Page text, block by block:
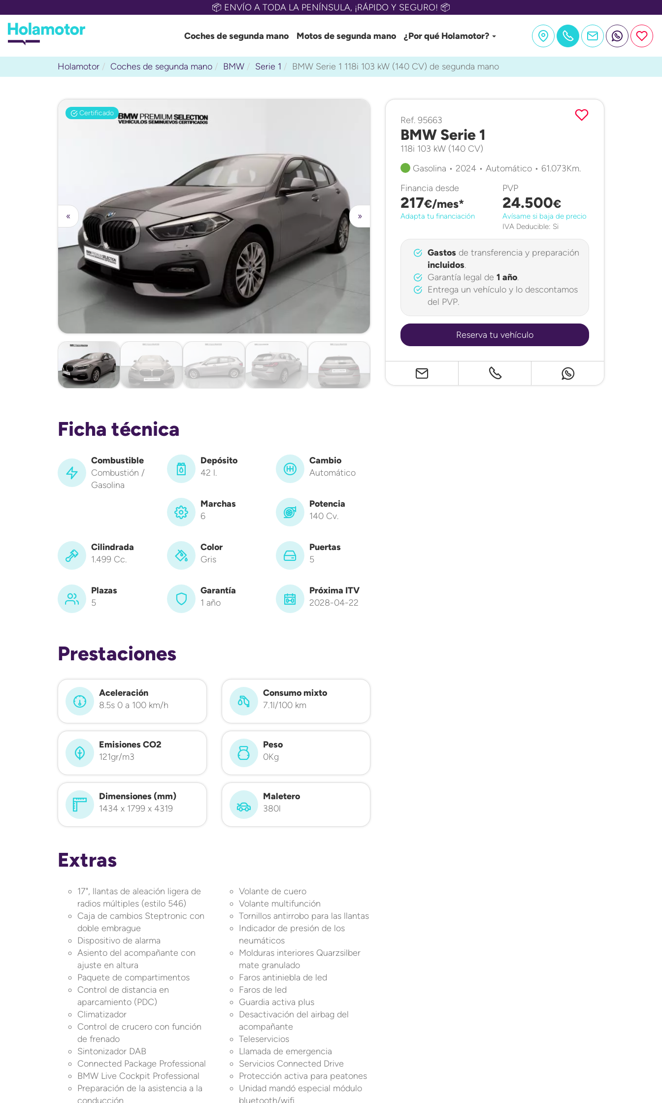
📦 ENVÍO A TODA LA PENÍNSULA, ¡RÁPIDO Y SEGURO! 📦
Coches de segunda mano Motos de segunda mano ¿Por qué Holamotor?
Holamotor Coches de segunda mano BMW Serie 1 BMW Serie 1 118i 103 kW (140 CV) de segunda mano
Certificado
»
«
Ref. 95663
BMW Serie 1
118i 103 kW (140 CV)
Gasolina • 2024 • Automático • 61.073Km.
Financia desde
217€/mes*
Adapta tu financiación
PVP
24.500€
Avísame si baja de precio
IVA Deducible: Si
Gastosde transferencia y preparación
incluidos.
Garantía legal de 1 año.
Entrega un vehículo y lo descontamos
del PVP.
Reserva tu vehículo
Ficha técnica
Combustible
Combustión /
Gasolina
Depósito
42 l.
Cambio
Automático
Marchas
6
Potencia
140 Cv.
Cilindrada
1.499 Cc.
Color
Gris
Puertas
5
Plazas
5
Garantía
1 año
Próxima ITV
2028-04-22
Prestaciones
Aceleración
8.5s 0 a 100 km/h
Consumo mixto
7.1l/100 km
Emisiones CO2
121gr/m3
Peso
0Kg
Dimensiones (mm)
1434 x 1799 x 4319
Maletero
380l
Extras
17", llantas de aleación ligera de
radios múltiples (estilo 546)
Caja de cambios Steptronic con
doble embrague
Dispositivo de alarma
Asiento del acompañante con
ajuste en altura
Paquete de compartimentos
Control de distancia en
aparcamiento (PDC)
Climatizador
Control de crucero con función
de frenado
Sintonizador DAB
Connected Package Professional
BMW Live Cockpit Professional
Preparación de la asistencia a la
conducción
Volante de cuero
Volante multifunción
Tornillos antirrobo para las llantas
Indicador de presión de los
neumáticos
Molduras interiores Quarzsilber
mate granulado
Faros antiniebla de led
Faros de led
Guardia activa plus
Desactivación del airbag del
acompañante
Teleservicios
Llamada de emergencia
Servicios Connected Drive
Protección activa para peatones
Unidad mandó especial módulo
bluetooth/wifi